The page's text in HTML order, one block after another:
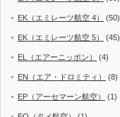
EK（エミレーツ航空 4） (50)
EK（エミレーツ航空 5） (45)
EL（エアーニッポン） (4)
EN（エア・ドロミティ） (8)
EP（アーセマーン航空） (1)